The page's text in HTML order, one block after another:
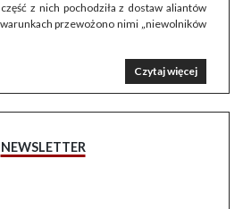
z nich pochodziła z dostaw aliantów
przewożono nimi „niewolników
Czytaj więcej
NEWSLETTER